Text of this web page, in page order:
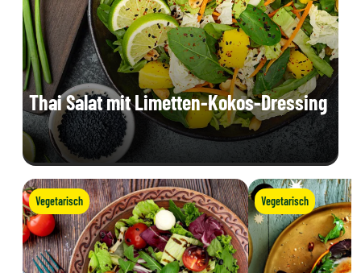
Thai Salat mit Limetten-Kokos-Dressing
Vegetarisch Vegetarisch